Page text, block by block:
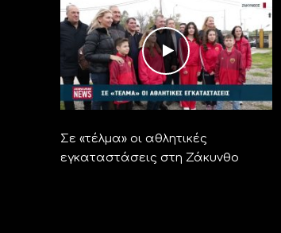
Σε «τέλμα» οι αθλητικές
εγκαταστάσεις στη Ζάκυνθο